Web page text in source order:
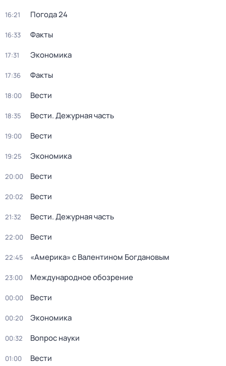
16:21 Погода 24
16:33 Факты
17:31 Экономика
17:36 Факты
18:00 Вести
18:35 Вести. Дежурная часть
19:00 Вести
19:25 Экономика
20:00 Вести
20:02 Вести
21:32 Вести. Дежурная часть
22:00 Вести
22:45 «Америка» с Валентином Богдановым
23:00 Международное обозрение
00:00 Вести
00:20 Экономика
00:32 Вопрос науки
01:00 Вести